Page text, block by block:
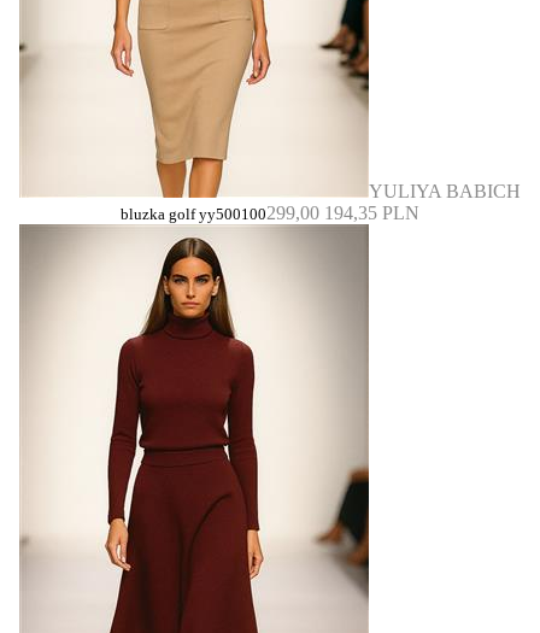
YULIYA BABICH
bluzka golf yy500100299,00 194,35 PLN